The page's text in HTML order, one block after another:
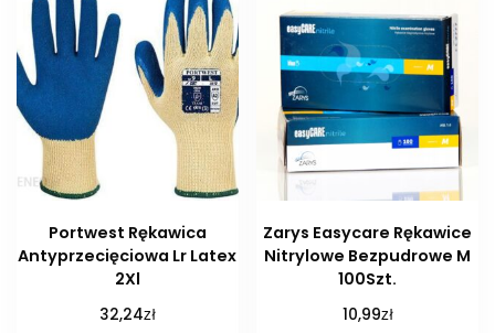
Portwest Rękawica
Antyprzecięciowa Lr Latex
2Xl
32,24zł
Zarys Easycare Rękawice
Nitrylowe Bezpudrowe M
100Szt.
10,99zł